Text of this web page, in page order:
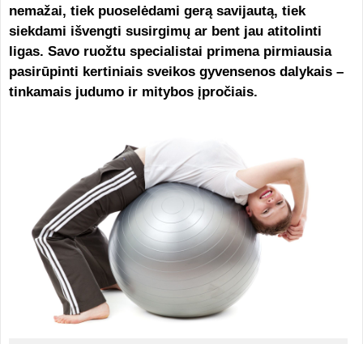
nemažai, tiek puoselėdami gerą savijautą, tiek
siekdami išvengti susirgimų ar bent jau atitolinti
ligas. Savo ruožtu specialistai primena pirmiausia
pasirūpinti kertiniais sveikos gyvensenos dalykais –
tinkamais judumo ir mitybos įpročiais.